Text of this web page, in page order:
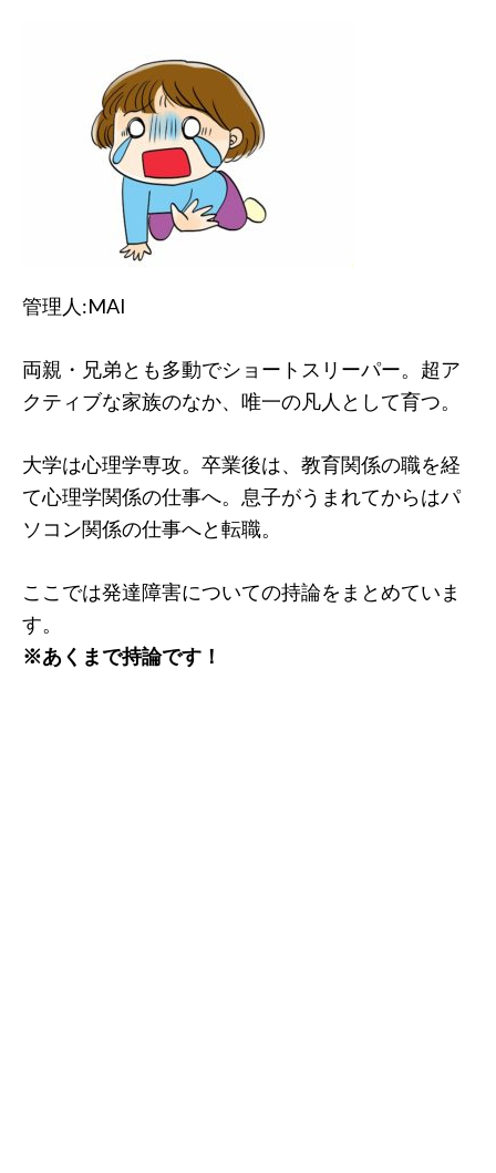
管理人:MAI
両親・兄弟とも多動でショートスリーパー。超ア
クティブな家族のなか、唯一の凡人として育つ。
大学は心理学専攻。卒業後は、教育関係の職を経
て心理学関係の仕事へ。息子がうまれてからはパ
ソコン関係の仕事へと転職。
ここでは発達障害についての持論をまとめていま
す。
※あくまで持論です！